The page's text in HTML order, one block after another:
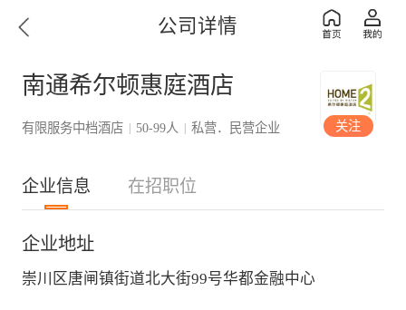
公司详情
南通希尔顿惠庭酒店
有限服务中档酒店 | 50-99人 | 私营．民营企业 关注
企业信息 在招职位
企业地址
崇川区唐闸镇街道北大街99号华都金融中心